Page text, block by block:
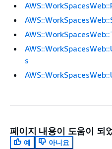
s
페이지 내용이 도움이 되
예
아니요